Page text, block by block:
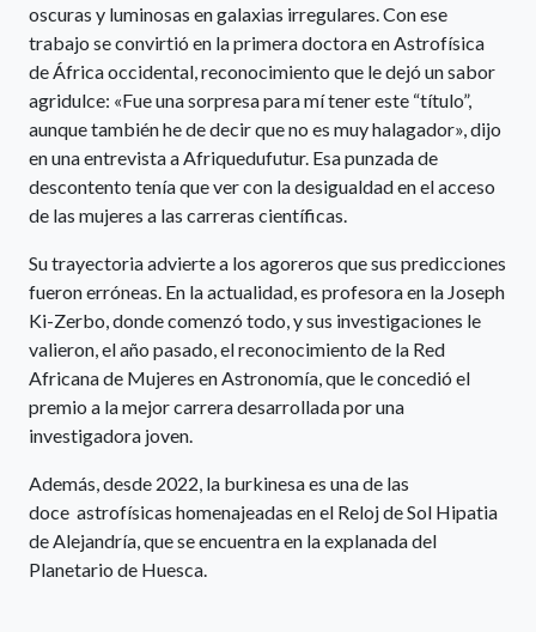
oscuras y luminosas en galaxias irregulares. Con ese
trabajo se convirtió en la primera doctora en Astrofísica
de África occidental, reconocimiento que le dejó un sabor
agridulce: «Fue una sorpresa para mí tener este “título”,
aunque también he de decir que no es muy halagador», dijo
en una entrevista a Afriquedufutur. Esa punzada de
descontento tenía que ver con la desigualdad en el acceso
de las mujeres a las carreras científicas.
Su trayectoria advierte a los agoreros que sus predicciones
fueron erróneas. En la actualidad, es profesora en la Joseph
Ki-Zerbo, donde comenzó todo, y sus investigaciones le
valieron, el año pasado, el reconocimiento de la Red
Africana de Mujeres en Astronomía, que le concedió el
premio a la mejor carrera desarrollada por una
investigadora joven.
Además, desde 2022, la burkinesa es una de las
doce astrofísicas homenajeadas en el Reloj de Sol Hipatia
de Alejandría, que se encuentra en la explanada del
Planetario de Huesca.